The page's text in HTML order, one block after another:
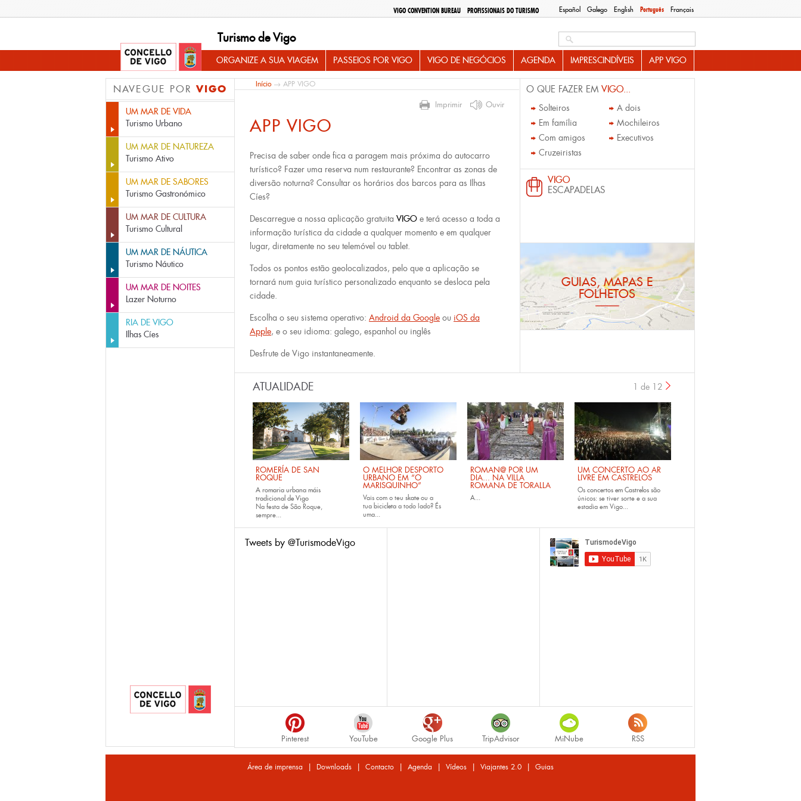
Español Galego English Português Français
VIGO CONVENTION BUREAU PROFISSIONAIS DO TURISMO
Turismo de Vigo
ORGANIZE A SUA VIAGEM PASSEIOS POR VIGO VIGO DE NEGÓCIOS AGENDA IMPRESCINDÍVEIS APP VIGO
NAVEGUE POR VIGO
UM MAR DE VIDA
Turismo Urbano
UM MAR DE NATUREZA
Turismo Ativo
UM MAR DE SABORES
Turismo Gastronómico
UM MAR DE CULTURA
Turismo Cultural
UM MAR DE NÁUTICA
Turismo Náutico
UM MAR DE NOITES
Lazer Noturno
RIA DE VIGO
Ilhas Cíes
Início→ APP VIGO
Imprimir Ouvir
APP VIGO
Precisa de saber onde fica a paragem mais próxima do autocarro
turístico? Fazer uma reserva num restaurante? Encontrar as zonas de
diversão noturna? Consultar os horários dos barcos para as Ilhas
Cíes?
Descarregue a nossa aplicação gratuita VIGO e terá acesso a toda a
informação turística da cidade a qualquer momento e em qualquer
lugar, diretamente no seu telemóvel ou tablet.
Todos os pontos estão geolocalizados, pelo que a aplicação se
tornará num guia turístico personalizado enquanto se desloca pela
cidade.
Escolha o seu sistema operativo: Android da Google ou iOS da
Apple, e o seu idioma: galego, espanhol ou inglês
Desfrute de Vigo instantaneamente.
O QUE FAZER EM VIGO...
Solteiros
A dois
Em família
Mochileiros
Com amigos
Executivos
Cruzeiristas
VIGO
ESCAPADELAS
GUIAS, MAPAS E
FOLHETOS
ATUALIDADE
ROMERÍA DE SAN
ROQUE
A romaria urbana máis
tradicional de Vigo
Na festa de São Roque,
sempre...
O MELHOR DESPORTO
URBANO EM “O
MARISQUINHO”
Vais com o teu skateou a
tua bicicleta a todo lado? És
uma...
ROMAN@ POR UM
DIA... NA VILLA
ROMANA DE TORALLA
A...
UM CONCERTO AO AR
LIVRE EM CASTRELOS
Os concertos em Castrelos são
únicos: se tiver sorte e a sua
estadia em Vigo...
1 de 12
Tweets by @TurismodeVigo
Pinterest YouTube Google Plus TripAdvisor MiNube RSS
Área de imprensa | Downloads | Contacto | Agenda | Vídeos | Viajantes 2.0 | Guias